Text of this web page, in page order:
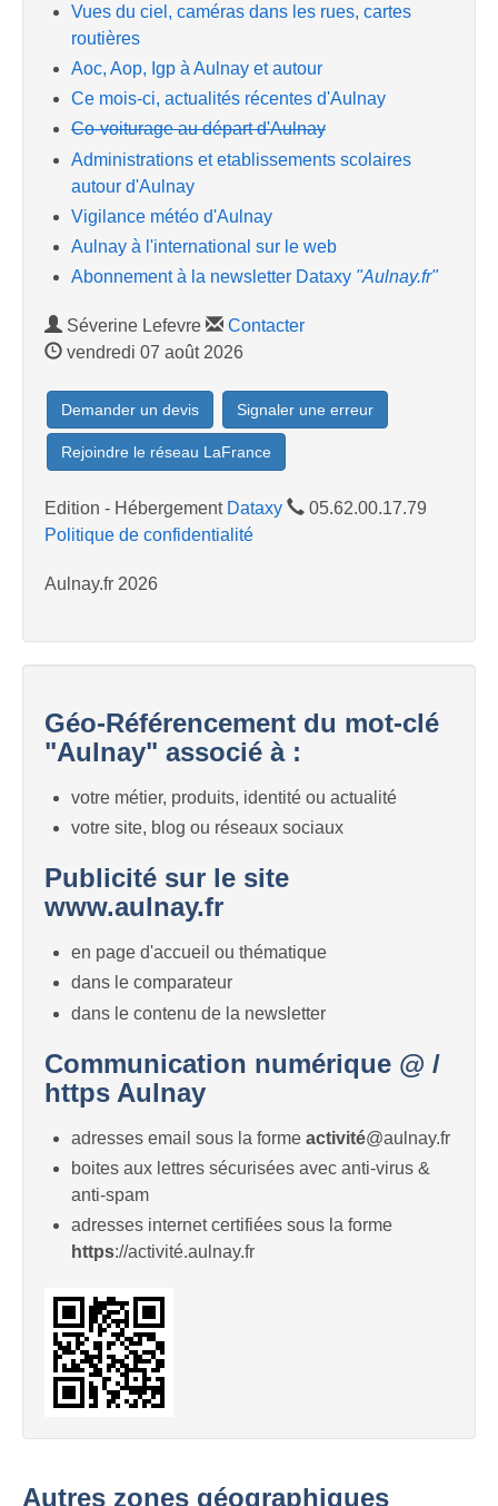
Vues du ciel, caméras dans les rues, cartes
routières
Aoc, Aop, Igp à Aulnay et autour
Ce mois-ci, actualités récentes d'Aulnay
Co-voiturage au départ d'Aulnay
Administrations et etablissements scolaires
autour d'Aulnay
Vigilance météo d'Aulnay
Aulnay à l'international sur le web
Abonnement à la newsletter Dataxy "Aulnay.fr"
Séverine Lefevre
Contacter
vendredi 07 août 2026
Demander un devis Signaler une erreur
Rejoindre le réseau LaFrance
Edition - Hébergement Dataxy
05.62.00.17.79
Politique de confidentialité
Aulnay.fr 2026
Géo-Référencement du mot-clé
"Aulnay" associé à :
votre métier, produits, identité ou actualité
votre site, blog ou réseaux sociaux
Publicité sur le site
www.aulnay.fr
en page d'accueil ou thématique
dans le comparateur
dans le contenu de la newsletter
Communication numérique @ /
https Aulnay
adresses email sous la forme activité@aulnay.fr
boites aux lettres sécurisées avec anti-virus &
anti-spam
adresses internet certifiées sous la forme
https://activité.aulnay.fr
Autres zones géographiques